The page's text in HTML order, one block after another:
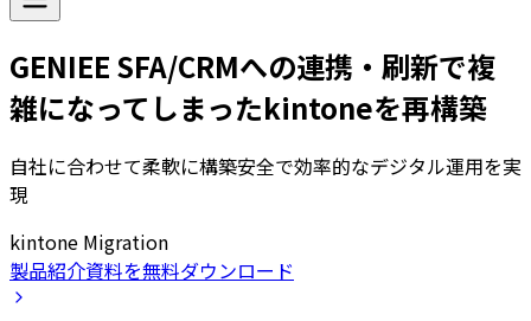
GENIEE SFA/CRMへの連携・刷新で複
雑になってしまったkintoneを再構築
自社に合わせて柔軟に構築安全で効率的なデジタル運用を実
現
kintone Migration
製品紹介資料を無料ダウンロード